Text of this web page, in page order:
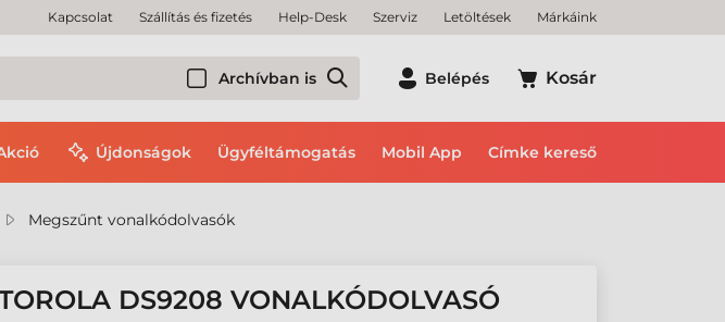
Kapcsolat Szállítás és fizetés Help-Desk Szerviz Letöltések Márkáink
Archívban is Belépés Kosár
Újdonságok Ügyféltámogatás Mobil App Címke kereső
Megszűnt vonalkódolvasók
DS9208 VONALKÓDOLVASÓ